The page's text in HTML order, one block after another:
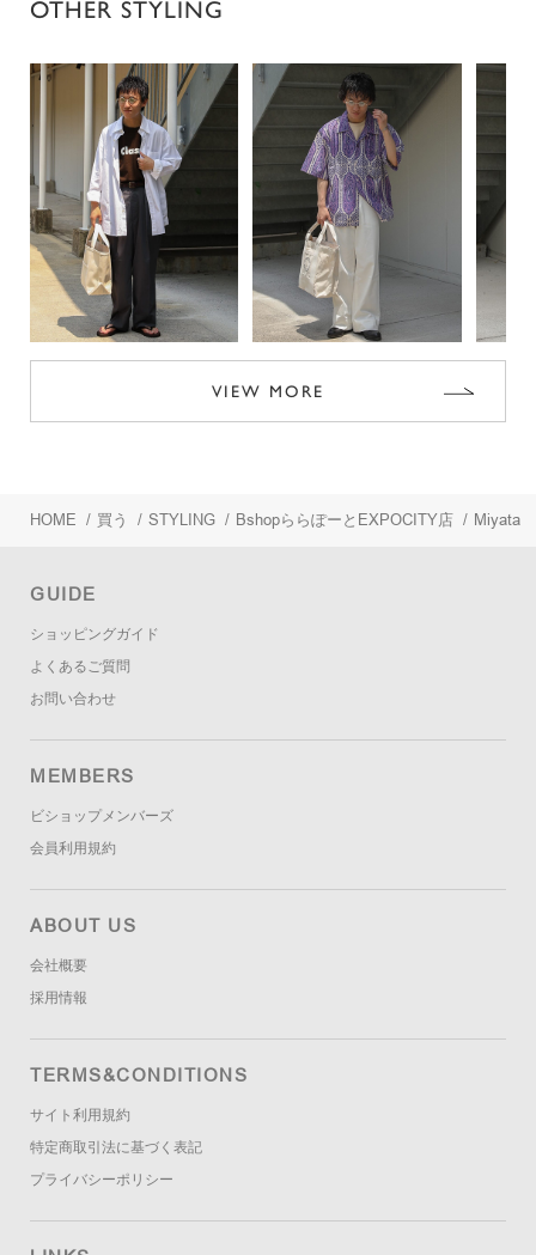
OTHER STYLING
VIEW MORE
HOME / 買う / STYLING / BshopららぽーとEXPOCITY店 / Miyata
GUIDE
ショッピングガイド
よくあるご質問
お問い合わせ
MEMBERS
ビショップメンバーズ
会員利用規約
ABOUT US
会社概要
採用情報
TERMS&CONDITIONS
サイト利用規約
特定商取引法に基づく表記
プライバシーポリシー